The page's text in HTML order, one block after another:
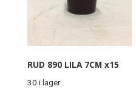
RUD 890 LILA 7CM x15
30 i lager